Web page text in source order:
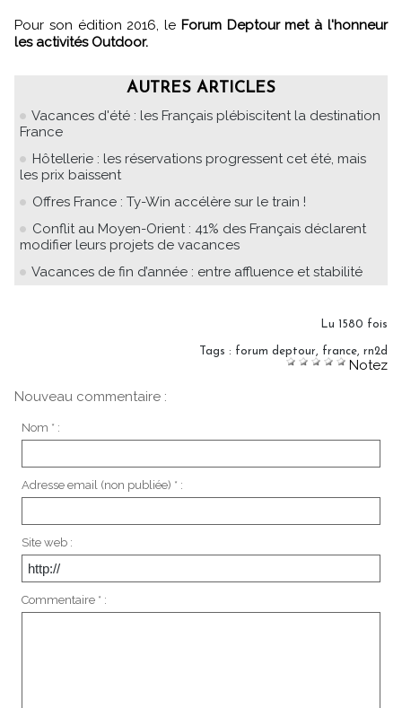
Pour son édition 2016, le Forum Deptour met à l'honneur
les activités Outdoor.
AUTRES ARTICLES
Vacances d'été : les Français plébiscitent la destination
France
Hôtellerie : les réservations progressent cet été, mais
les prix baissent
Offres France : Ty-Win accélère sur le train !
Conflit au Moyen-Orient : 41% des Français déclarent
modifier leurs projets de vacances
Vacances de fin d’année : entre affluence et stabilité
Lu 1580 fois
Tags : forum deptour france rn2d
Notez
Nouveau commentaire :
Nom * :
Adresse email (non publiée) * :
Site web :
Commentaire * :